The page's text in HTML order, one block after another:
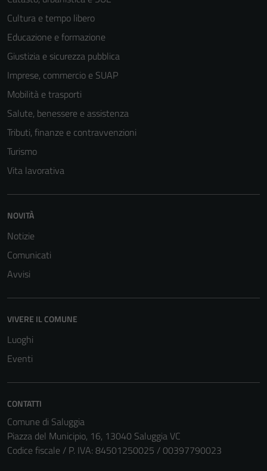
Cultura e tempo libero
Educazione e formazione
Giustizia e sicurezza pubblica
Imprese, commercio e SUAP
Mobilità e trasporti
Salute, benessere e assistenza
Tributi, finanze e contravvenzioni
Turismo
Vita lavorativa
NOVITÀ
Notizie
Comunicati
Avvisi
VIVERE IL COMUNE
Luoghi
Eventi
CONTATTI
Comune di Saluggia
Piazza del Municipio, 16, 13040 Saluggia VC
Codice fiscale / P. IVA: 84501250025 / 00397790023